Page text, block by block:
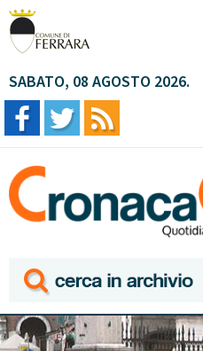
SABATO, 08 AGOSTO 2026.